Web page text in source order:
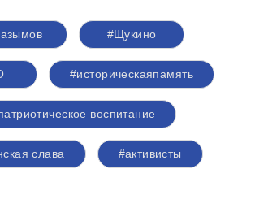
#Щукино
#историческаяпамять
воспитание
слава #активисты